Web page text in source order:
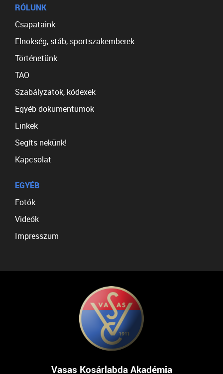
RÓLUNK
Csapataink
Elnökség, stáb, sportszakemberek
Történetünk
TAO
Szabályzatok, kódexek
Egyéb dokumentumok
Linkek
Segíts nekünk!
Kapcsolat
EGYÉB
Fotók
Videók
Impresszum
Vasas Kosárlabda Akadémia